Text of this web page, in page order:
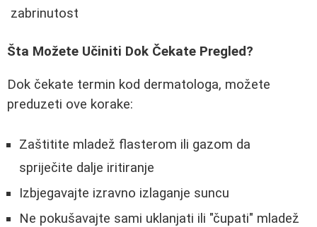
zabrinutost
Šta Možete Učiniti Dok Čekate Pregled?
Dok čekate termin kod dermatologa, možete
preduzeti ove korake:
Zaštitite mladež flasterom ili gazom da
spriječite dalje iritiranje
Izbjegavajte izravno izlaganje suncu
Ne pokušavajte sami uklanjati ili "čupati" mladež